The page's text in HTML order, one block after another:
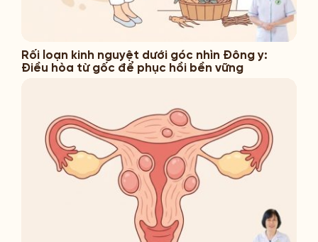
Rối loạn kinh nguyệt dưới góc nhìn Đông y:
Điều hòa từ gốc để phục hồi bền vững